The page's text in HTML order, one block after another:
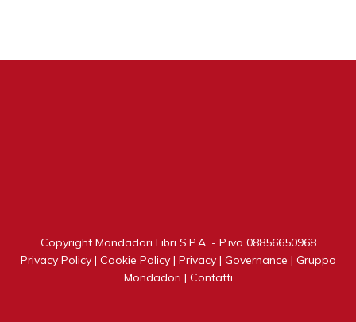
Copyright Mondadori Libri S.P.A. - P.iva 08856650968
Privacy Policy| Cookie Policy| Privacy| Governance | Gruppo
Mondadori | Contatti